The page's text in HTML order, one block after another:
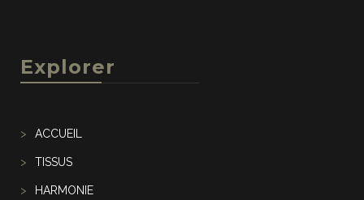
Explorer
ACCUEIL
TISSUS
HARMONIE